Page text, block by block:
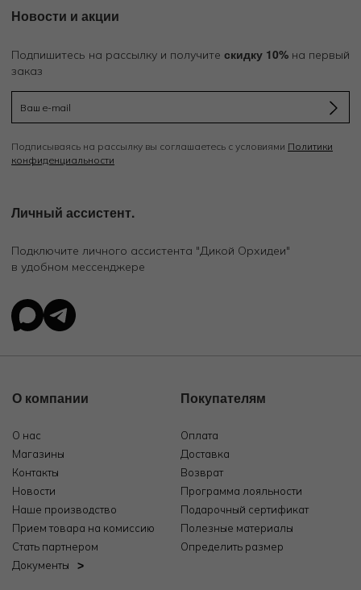
Новости и акции
Подпишитесь на рассылку и получите скидку 10% на первый
заказ
Подписываясь на рассылку вы соглашаетесь с условиями Политики
конфиденциальности
Личный ассистент.
Подключите личного ассистента "Дикой Орхидеи"
в удобном мессенджере
О компании
О нас
Магазины
Контакты
Новости
Наше производство
Прием товара на комиссию
Стать партнером
Документы
Покупателям
Оплата
Доставка
Возврат
Программа лояльности
Подарочный сертификат
Полезные материалы
Определить размер